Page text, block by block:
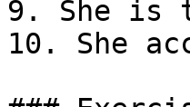
9. She is
10. She